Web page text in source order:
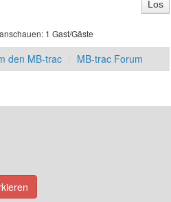
1 Gast/Gäste
den MB-trac MB-trac Forum